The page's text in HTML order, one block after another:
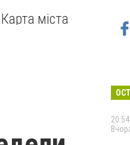
Карта міста
20:54